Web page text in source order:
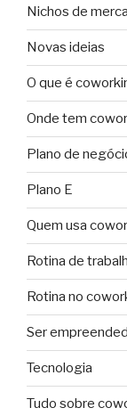
Nichos de
Novas ideias
O que é
Onde tem
Plano de
Plano E
Quem usa
Rotina de
Rotina no
Ser
Tecnologia
Tudo sobre